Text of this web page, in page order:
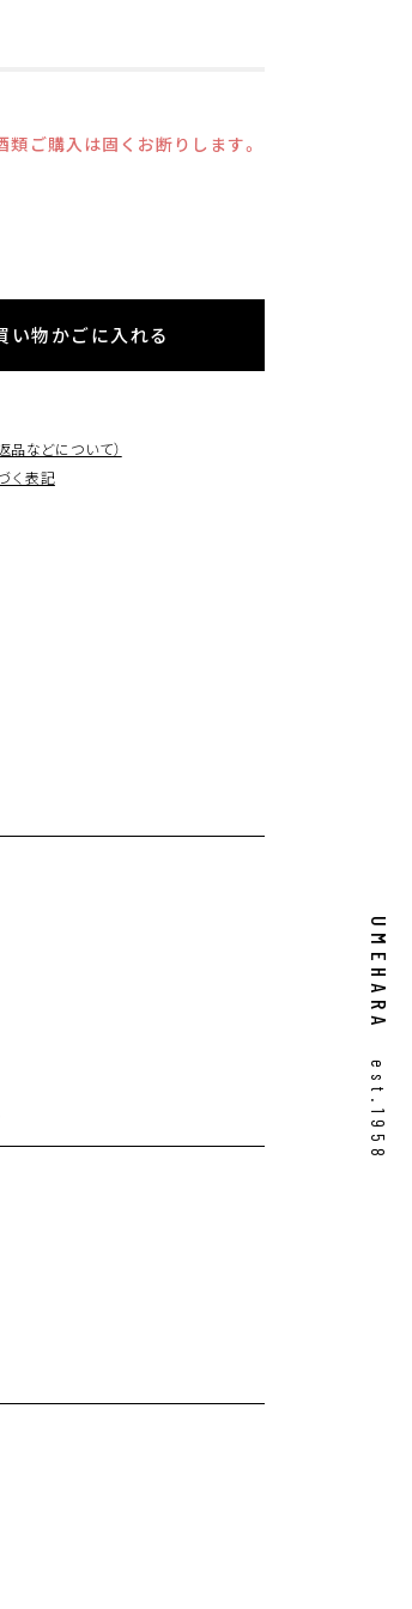
UMEHARA
est.1958
ご購入は固くお断りします。
い物かごに入れる
品などについて）
く表記